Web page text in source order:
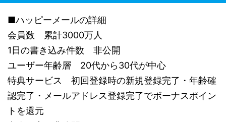
■ハッピーメールの詳細
会員数 累計3000万人
1日の書き込み件数 非公開
ユーザー年齢層 20代から30代が中心
特典サービス 初回登録時の新規登録完了・年齢確
認完了・メールアドレス登録完了でボーナスポイン
トを還元